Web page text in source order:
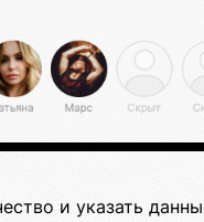
и указать